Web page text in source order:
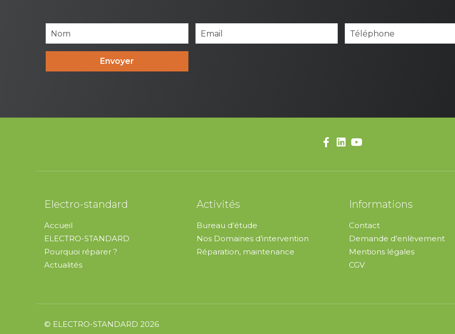
Envoyer
Electro-standard
Accueil
ELECTRO-STANDARD
Pourquoi réparer ?
Actualités
Activités
Bureau d’étude
Nos Domaines d’intervention
Réparation, maintenance
Informations
Contact
Demande d’enlèvement
Mentions légales
CGV
© ELECTRO-STANDARD 2026